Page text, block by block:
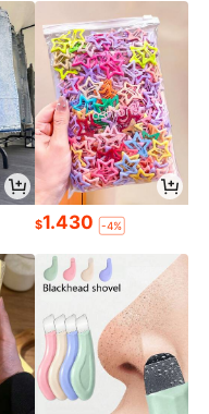
$1.430 -4%